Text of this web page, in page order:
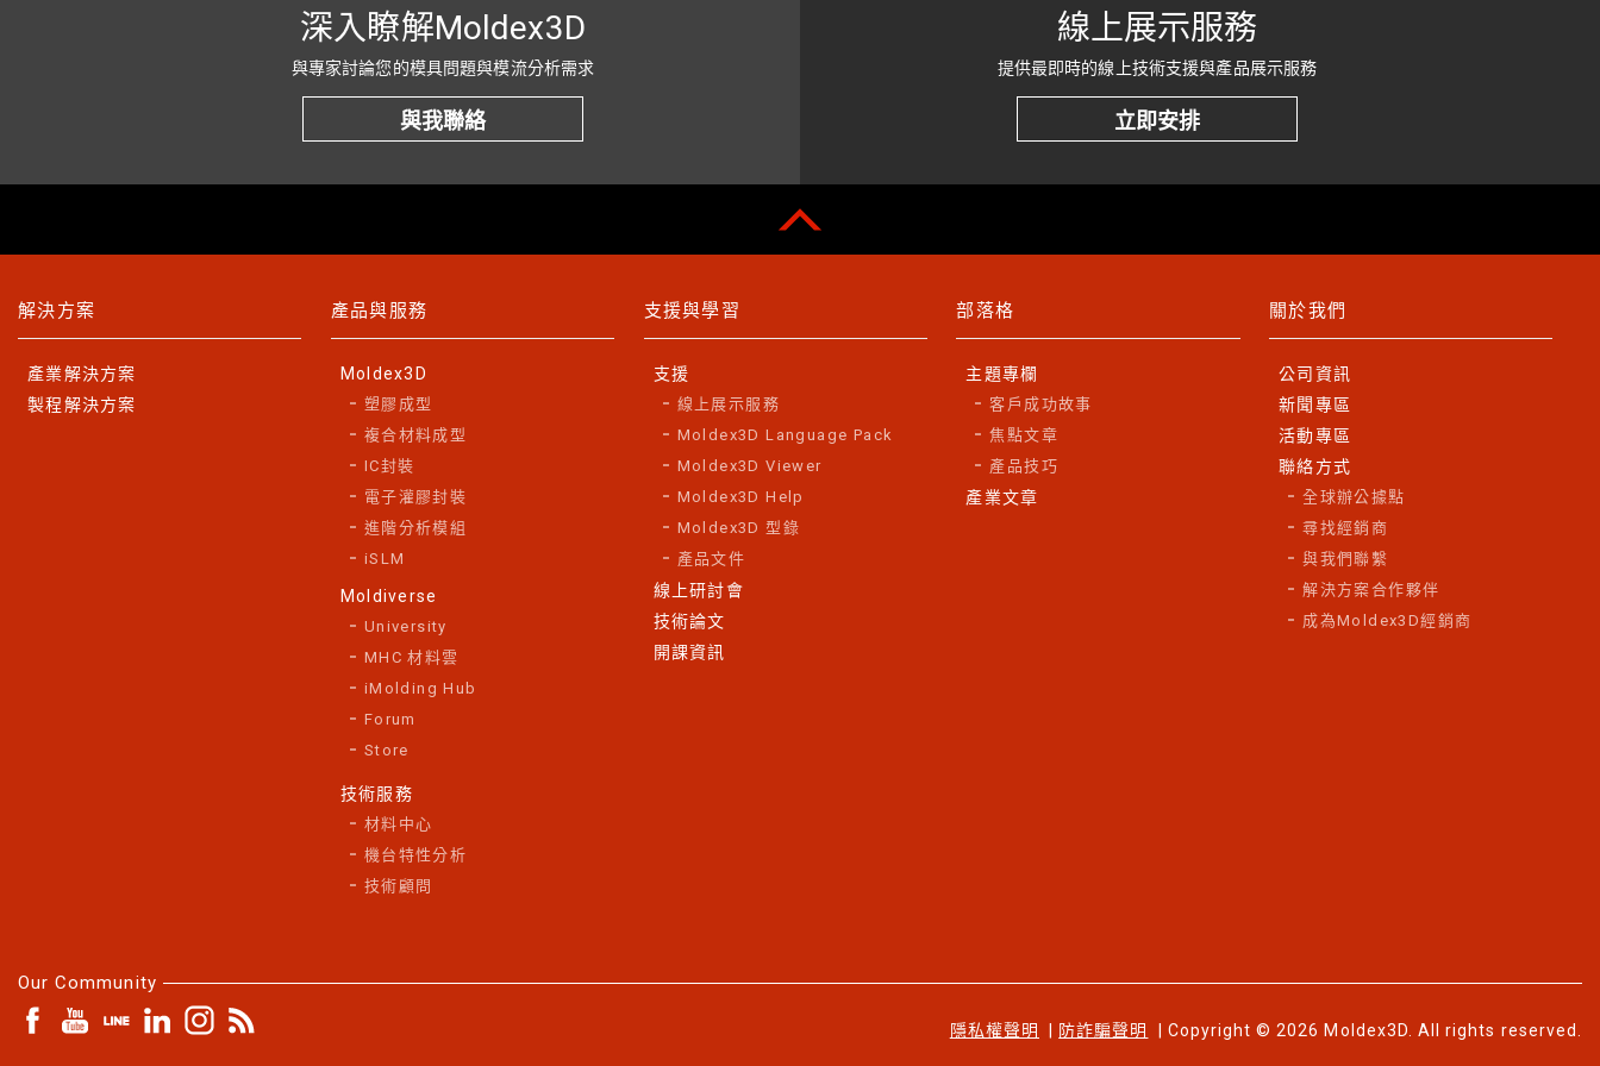
深入瞭解Moldex3D
與專家討論您的模具問題與模流分析需求
與我聯絡
線上展示服務
提供最即時的線上技術支援與產品展示服務
立即安排
解決方案
產業解決方案
製程解決方案
產品與服務
Moldex3D
塑膠成型
複合材料成型
IC封裝
電子灌膠封裝
進階分析模組
iSLM
Moldiverse
University
MHC 材料雲
iMolding Hub
Forum
Store
技術服務
材料中心
機台特性分析
技術顧問
支援與學習
支援
線上展示服務
Moldex3D Language Pack
Moldex3D Viewer
Moldex3D Help
Moldex3D 型錄
產品文件
線上研討會
技術論文
開課資訊
部落格
主題專欄
客戶成功故事
焦點文章
產品技巧
產業文章
關於我們
公司資訊
新聞專區
活動專區
聯絡方式
全球辦公據點
尋找經銷商
與我們聯繫
解決方案合作夥伴
成為Moldex3D經銷商
Our Community
隱私權聲明 防詐騙聲明 | Copyright © 2026 Moldex3D. All rights reserved.